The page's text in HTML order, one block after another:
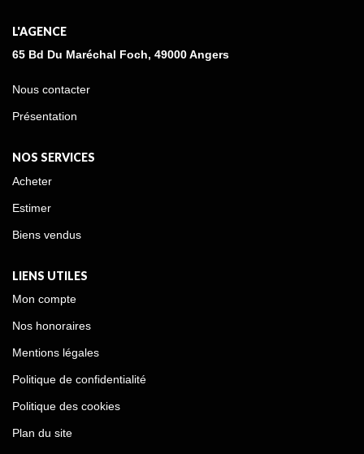
L'AGENCE
65 Bd Du Maréchal Foch, 49000 Angers
Nous contacter
Présentation
NOS SERVICES
Acheter
Estimer
Biens vendus
LIENS UTILES
Mon compte
Nos honoraires
Mentions légales
Politique de confidentialité
Politique des cookies
Plan du site